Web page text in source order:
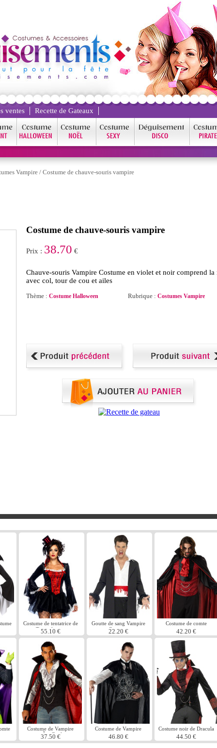
ventes Recette de Gateaux
Vampire/ Costume de chauve-souris vampire
Costume de chauve-souris vampire
Prix : 38.70 €
Chauve-souris Vampire Costume en violet et noir comprend la
avec col, tour de cou et ailes
Thème : Costume Halloween Rubrique : Costumes Vampire
Costume de tentatrice de
Transylvanie
55.10 €
Goutte de sang Vampire
Costume
22.20 €
Costume de comte
sanguinaire
42.20 €
Costume de Vampire
trÃ¨s Cool
37.50 €
Costume de Vampire
victorienne
46.80 €
Costume noir de Dracula
44.50 €